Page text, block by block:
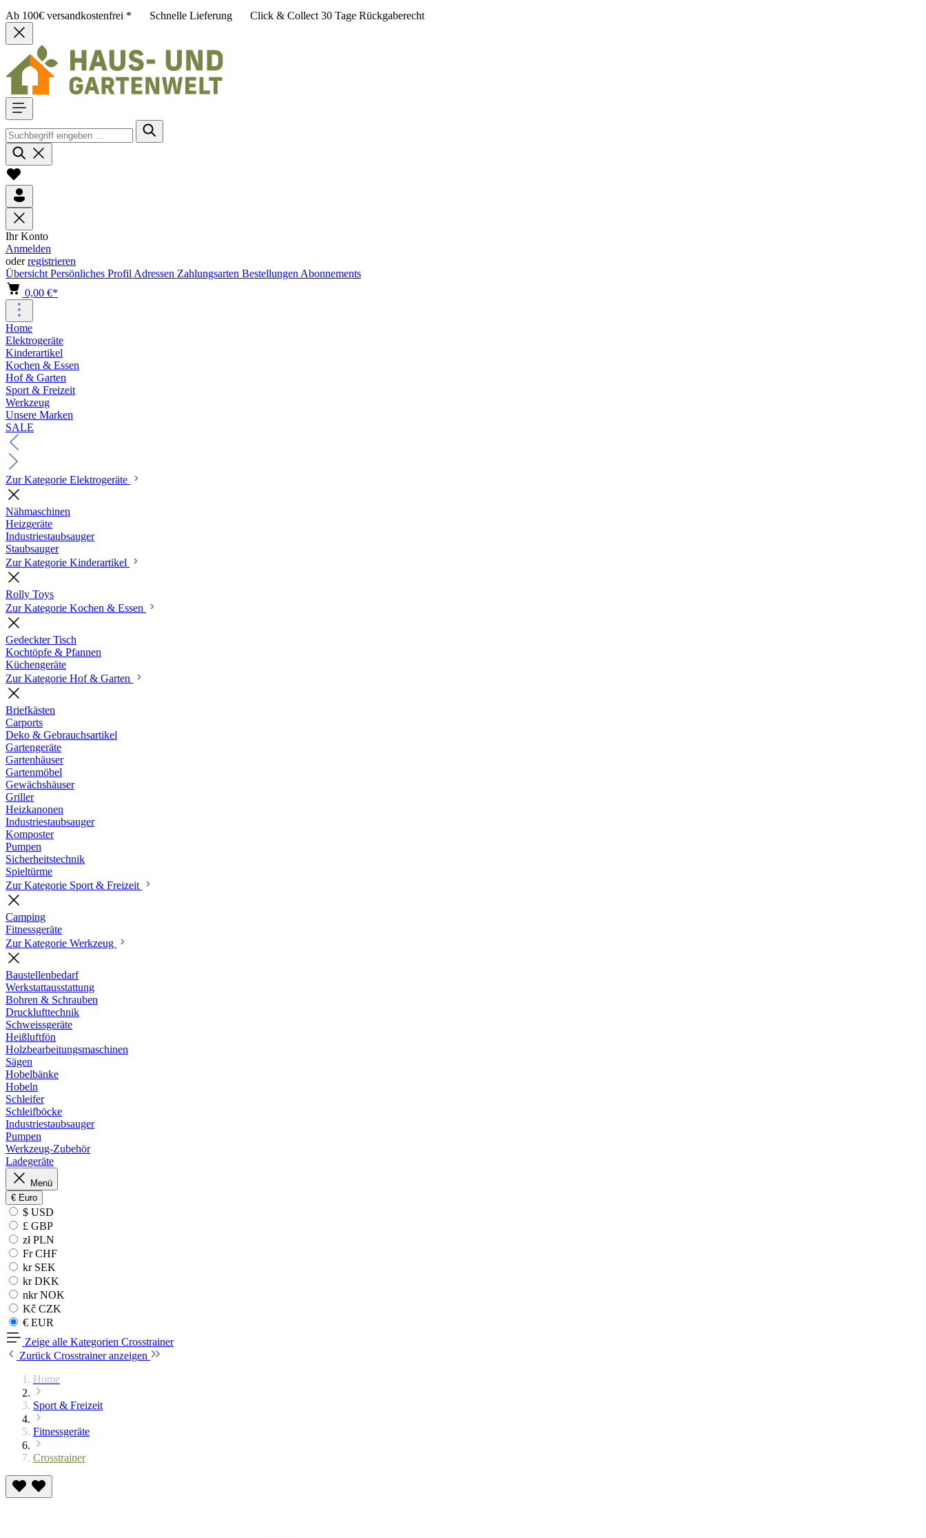
Ab 100€ versandkostenfrei * Schnelle Lieferung Click & Collect 30 Tage Rückgaberecht
Ihr Konto
Anmelden
oderregistrieren
Übersicht Persönliches Profil Adressen Zahlungsarten Bestellungen Abonnements
0,00 €*
Home
Elektrogeräte
Kinderartikel
Kochen & Essen
Hof & Garten
Sport & Freizeit
Werkzeug
Unsere Marken
SALE
Zur Kategorie Elektrogeräte
Nähmaschinen
Heizgeräte
Industriestaubsauger
Staubsauger
Zur Kategorie Kinderartikel
Rolly Toys
Zur Kategorie Kochen & Essen
Gedeckter Tisch
Kochtöpfe & Pfannen
Küchengeräte
Zur Kategorie Hof & Garten
Briefkästen
Carports
Deko & Gebrauchsartikel
Gartengeräte
Gartenhäuser
Gartenmöbel
Gewächshäuser
Griller
Heizkanonen
Industriestaubsauger
Komposter
Pumpen
Sicherheitstechnik
Spieltürme
Zur Kategorie Sport & Freizeit
Camping
Fitnessgeräte
Zur Kategorie Werkzeug
Baustellenbedarf
Werkstattausstattung
Bohren & Schrauben
Drucklufttechnik
Schweissgeräte
Heißluftfön
Holzbearbeitungsmaschinen
Sägen
Hobelbänke
Hobeln
Schleifer
Schleifböcke
Industriestaubsauger
Pumpen
Werkzeug-Zubehör
Ladegeräte
Menü
€ Euro
$ USD
£ GBP
zł PLN
Fr CHF
kr SEK
kr DKK
nkr NOK
Kč CZK
€ EUR
Zeige alle Kategorien Crosstrainer
Zurück Crosstrainer anzeigen
Home
Sport & Freizeit
Fitnessgeräte
Crosstrainer